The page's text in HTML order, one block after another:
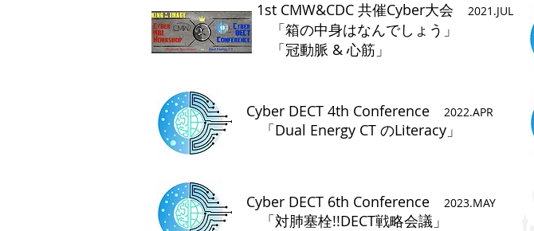
1st CMW&CDC 共催Cyber大会 2021.JUL
「箱の中身はなんでしょう」
​ 「冠動脈 & 心筋」
Cyber DECT 4th Conference 2022.APR
「Dual Energy CT のLiteracy」
Cyber DECT 6th Conference 2023.MAY
「対肺塞栓!!DECT戦略会議 」